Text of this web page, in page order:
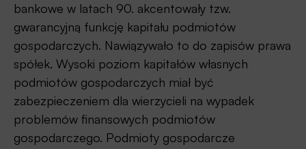
bankowe w latach 90. akcentowały tzw.
gwarancyjną funkcję kapitału podmiotów
gospodarczych. Nawiązywało to do zapisów prawa
spółek. Wysoki poziom kapitałów własnych
podmiotów gospodarczych miał być
zabezpieczeniem dla wierzycieli na wypadek
problemów finansowych podmiotów
gospodarczego. Podmioty gospodarcze